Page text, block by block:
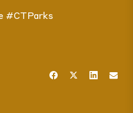
#CTParks